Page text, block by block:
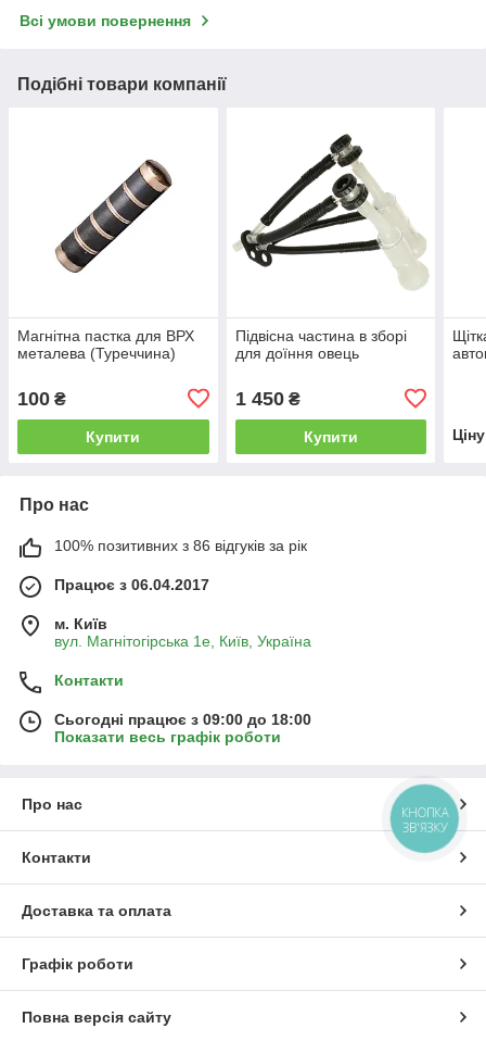
Всі умови повернення
Подібні товари компанії
Магнітна пастка для ВРХ
металева (Туреччина)
100 ₴
Купити
Підвісна частина в зборі
для доїння овець
1 450₴
Купити
Про нас
100% позитивних з 86 відгуків за рік
Працює з 06.04.2017
м. Київ
вул. Магнітогірська 1е, Київ, Україна
Контакти
Сьогодні працює з 09:00 до 18:00
Показати весь графік роботи
Про нас
Контакти
Доставка та оплата
Графік роботи
Повна версія сайту
КНОПКА
ЗВ'ЯЗКУ